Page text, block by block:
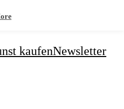
kaufenNewsletter